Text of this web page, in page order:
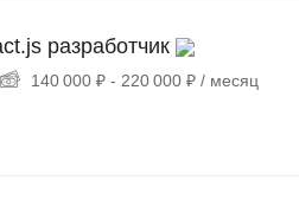
разработчик
140 000 ₽ - 220 000 ₽ / месяц